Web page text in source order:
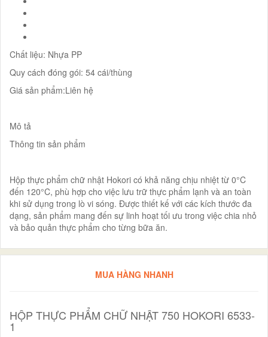
Chất liệu: Nhựa PP
Quy cách đóng gói: 54 cái/thùng
Giá sản phẩm:Liên hệ
Mô tả
Thông tin sản phẩm
Hộp thực phẩm chữ nhật Hokori có khả năng chịu nhiệt từ 0°C
đến 120°C, phù hợp cho việc lưu trữ thực phẩm lạnh và an toàn
khi sử dụng trong lò vi sóng. Được thiết kế với các kích thước đa
dạng, sản phẩm mang đến sự linh hoạt tối ưu trong việc chia nhỏ
và bảo quản thực phẩm cho từng bữa ăn.
MUA HÀNG NHANH
HỘP THỰC PHẨM CHỮ NHẬT 750 HOKORI 6533-
1